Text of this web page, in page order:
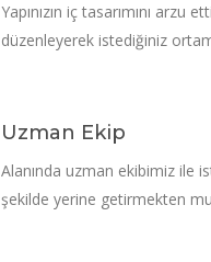
Yapınızın iç tasarımını arzu
düzenleyerek istediğiniz
Uzman Ekip
Alanında uzman ekibimiz ile
şekilde yerine getirmekten